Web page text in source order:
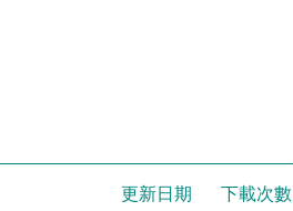
更新日期 下載次數